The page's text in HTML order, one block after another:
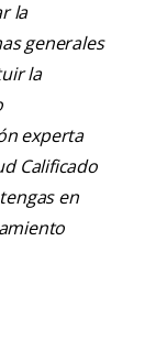
la
generales
la
experta
Calificado
en